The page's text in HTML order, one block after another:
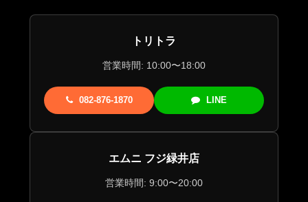
トリトラ
営業時間: 10:00〜18:00
082-876-1870 LINE
エムニ フジ緑井店
営業時間: 9:00〜20:00